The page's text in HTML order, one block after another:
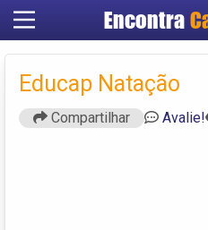
Encontra
Educap Natação
Compartilhar Avalie!